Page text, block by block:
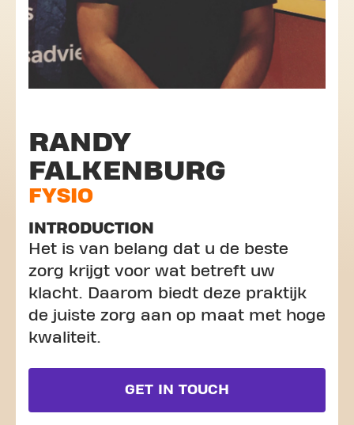
RANDY
FALKENBURG
FYSIO
INTRODUCTION
Het is van belang dat u de beste
zorg krijgt voor wat betreft uw
klacht. Daarom biedt deze praktijk
de juiste zorg aan op maat met hoge
kwaliteit.
GET IN TOUCH